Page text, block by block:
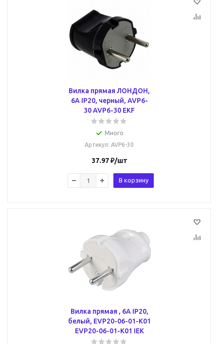
Вилка прямая ЛОНДОН,
6А IP20, черный, AVP6-
30 AVP6-30 EKF
Много
Артикул: AVP6-30
37.97₽/шт
В корзину
Вилка прямая , 6А IP20,
белый, EVP20-06-01-K01
EVP20-06-01-K01 IEK